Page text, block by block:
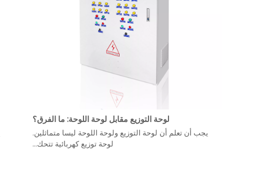
لوحة التوزيع مقابل لوحة اللوحة: ما الفرق؟
يجب أن تعلم أن لوحة التوزيع ولوحة اللوحة ليسا متماثلين.
لوحة توزيع كهربائية تتحك...